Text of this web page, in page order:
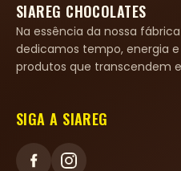
SIAREG CHOCOLATES
Na essência da nossa
dedicamos tempo, energia
produtos que transcendem
SIGA A SIAREG